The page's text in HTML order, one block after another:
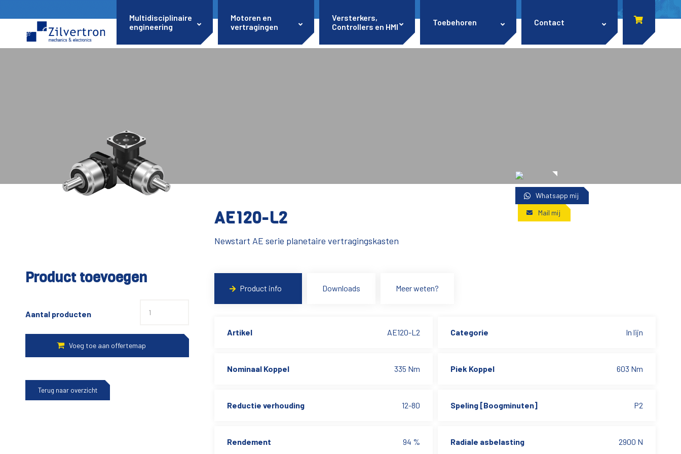
Multidisciplinaire
engineering
Motoren en
vertragingen
Versterkers,
Controllers en HMI
Toebehoren Contact
Whatsapp mij
Mail mij
Product toevoegen
Aantal producten
Terug naar overzicht
AE120-L2
Newstart AE serie planetaire vertragingskasten
Product info Downloads Meer weten?
Artikel AE120-L2 Categorie In lijn
Nominaal Koppel 335 Nm Piek Koppel 603 Nm
Reductie verhouding 12-80 Speling [Boogminuten] P2
Rendement 94 % Radiale asbelasting 2900 N